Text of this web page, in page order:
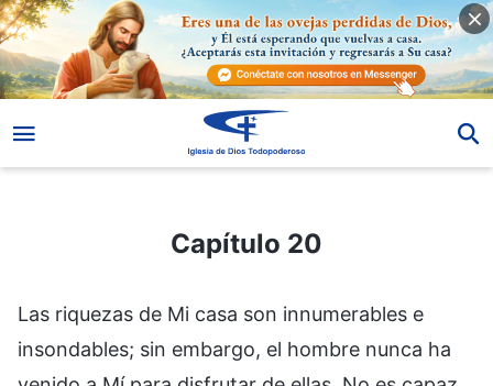
Capítulo 20
Las riquezas de Mi casa son innumerables e
insondables; sin embargo, el hombre nunca ha